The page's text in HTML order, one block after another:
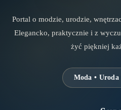
Portal o modzie, urodzie,
Elegancko, praktycznie i z
żyć piękniej
Moda • Uroda